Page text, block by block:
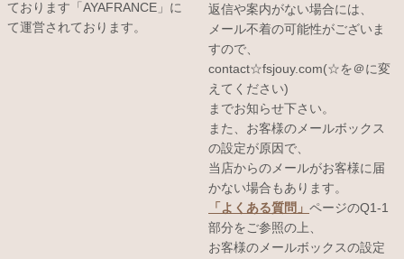
ております「AYAFRANCE」に
て運営されております。
返信や案内がない場合には、
メール不着の可能性がございま
すので、
contact☆fsjouy.com(☆を＠に変
えてください)
までお知らせ下さい。
また、お客様のメールボックス
の設定が原因で、
当店からのメールがお客様に届
かない場合もあります。
「よくある質問」 ページのQ1-1
部分をご参照の上、
お客様のメールボックスの設定